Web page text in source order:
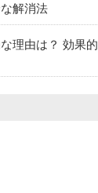
解消法
理由は？ 効果的